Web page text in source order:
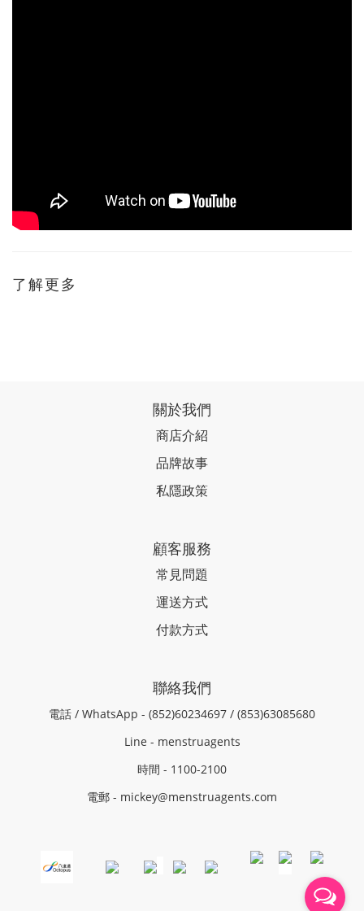
了解更多
關於我們
商店介紹
品牌故事
私隱政策
顧客服務
常見問題
運送方式
付款方式
聯絡我們
電話 / WhatsApp - (852)60234697 / (853)63085680
Line - menstruagents
時間 - 1100-2100
電郵 - mickey@menstruagents.com